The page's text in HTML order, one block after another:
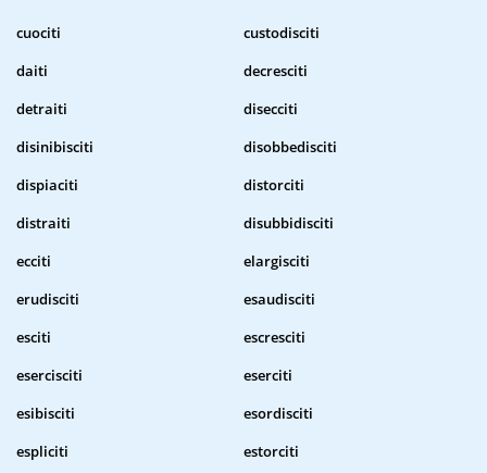
cuociti
custodisciti
daiti
decresciti
detraiti
disecciti
disinibisciti
disobbedisciti
dispiaciti
distorciti
distraiti
disubbidisciti
ecciti
elargisciti
erudisciti
esaudisciti
esciti
escresciti
esercisciti
eserciti
esibisciti
esordisciti
espliciti
estorciti